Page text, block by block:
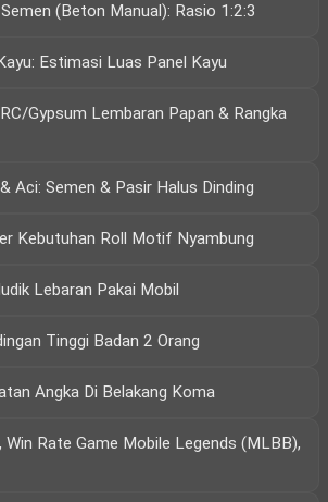
(Beton Manual): Rasio 1:2:3
Estimasi Luas Panel Kayu
Gypsum Lembaran Papan & Rangka
Aci: Semen & Pasir Halus Dinding
Kebutuhan Roll Motif Nyambung
Lebaran Pakai Mobil
Tinggi Badan 2 Orang
Angka Di Belakang Koma
Win Rate Game Mobile Legends (MLBB),